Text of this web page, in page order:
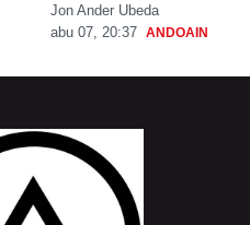
Jon Ander Ubeda
abu 07, 20:37 ANDOAIN